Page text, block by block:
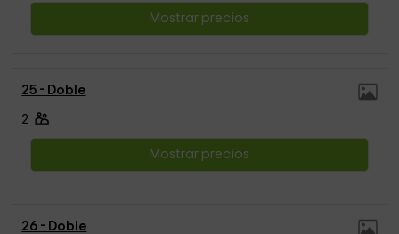
Mostrar precios
25 - Doble
2
Mostrar precios
26 - Doble